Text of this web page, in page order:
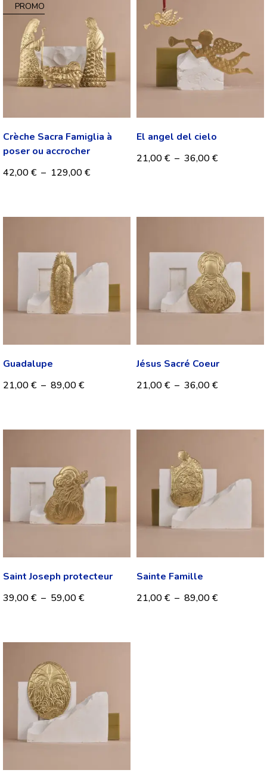
PROMO
Crèche Sacra Famiglia à
poser ou accrocher
42,00€ – 129,00€
El angel del cielo
21,00€ – 36,00€
Guadalupe
21,00€ – 89,00€
Jésus Sacré Coeur
21,00€ – 36,00€
Saint Joseph protecteur
39,00€ – 59,00€
Sainte Famille
21,00€ – 89,00€